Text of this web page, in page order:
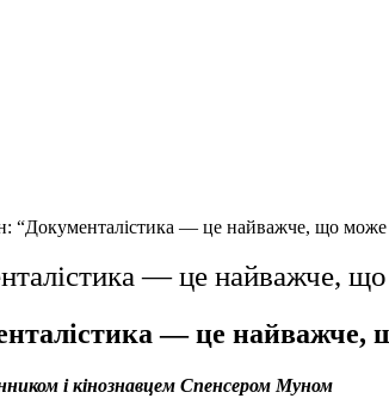
“Документалістика — це найважче, що може
— це найважче, що
— це найважче,
і кінознавцем Спенсером Муном